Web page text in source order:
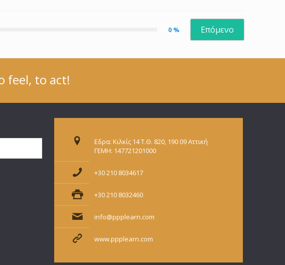
0 % Επόμενο
feel, to act!
Εδρα: Κιλκίς 14 Τ.Θ. 820, 190 09 Αττική
ΓΕΜΗ: 147721201000
+30 210 8034617
+30 210 8032460
info@ppplearn.com
www.ppplearn.com